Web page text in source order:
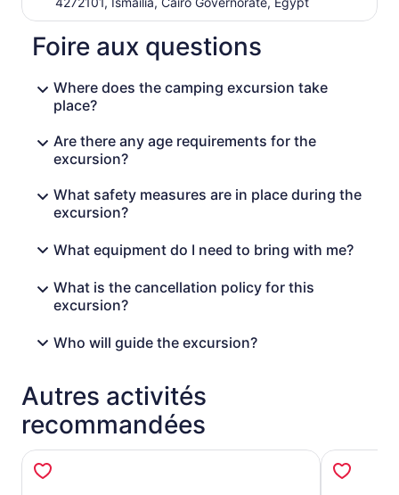
Foire aux questions
Where does the camping excursion take
place?
Are there any age requirements for the
excursion?
What safety measures are in place during the
excursion?
What equipment do I need to bring with me?
What is the cancellation policy for this
excursion?
Who will guide the excursion?
Autres activités
recommandées